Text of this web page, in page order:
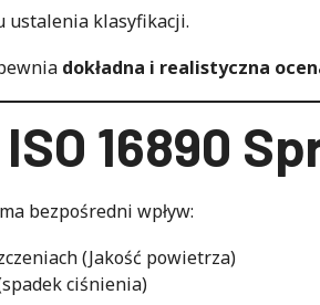
ustalenia klasyfikacji.
dokładna i realistyczna
16890
bezpośredni wpływ:
(Jakość powietrza)
ciśnienia)